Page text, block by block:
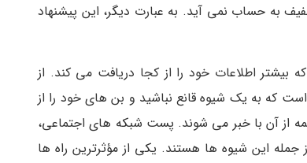
به حساب نمی آید. به عبارت دیگر، این پیشنهاد
اطلاعات خود را از کجا دریافت می کند. از
است که به یک شیوه قانع نباشید و بن های خود را از
از آن با خبر می شوند. پست شبکه های اجتماعی،
جمله این شیوه ها هستند. یکی از مؤثرترین راه ها